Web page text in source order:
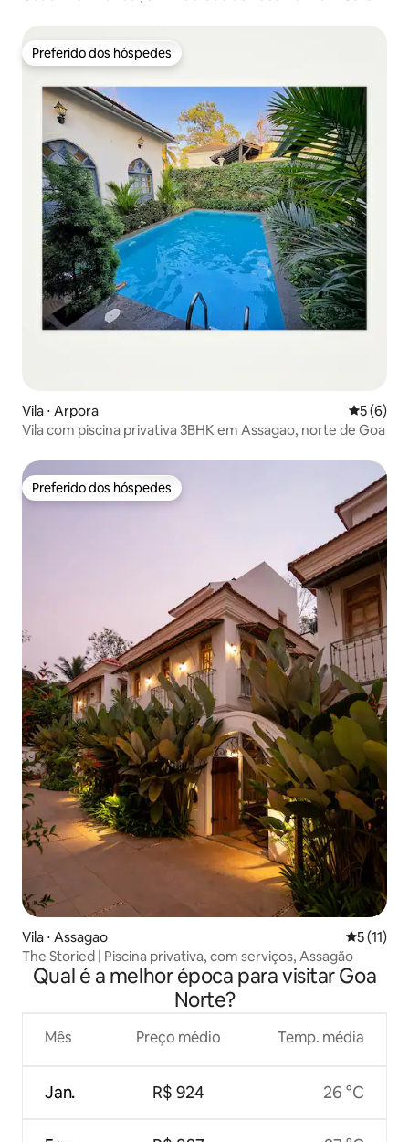
Preferido dos hóspedes
Preferido dos hóspedes
Vila ⋅ Arpora 5 de
5 (6)
Vila com piscina privativa 3BHK em Assagao, norte de Goa
Preferido dos hóspedes
Preferido dos hóspedes
Vila ⋅ Assagao 5 de uma
5 (11)
The Storied | Piscina privativa, com serviços, Assagão
Qual é a melhor época para visitar Goa
Norte?
Mês
Jan.
Preço médio
R$ 924
Temp. média
26 °C